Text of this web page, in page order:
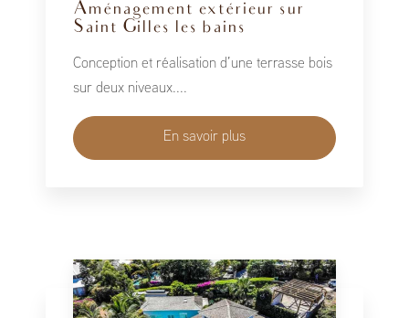
Aménagement extérieur sur
Saint Gilles les bains
Conception et réalisation d’une terrasse bois
sur deux niveaux....
En savoir plus